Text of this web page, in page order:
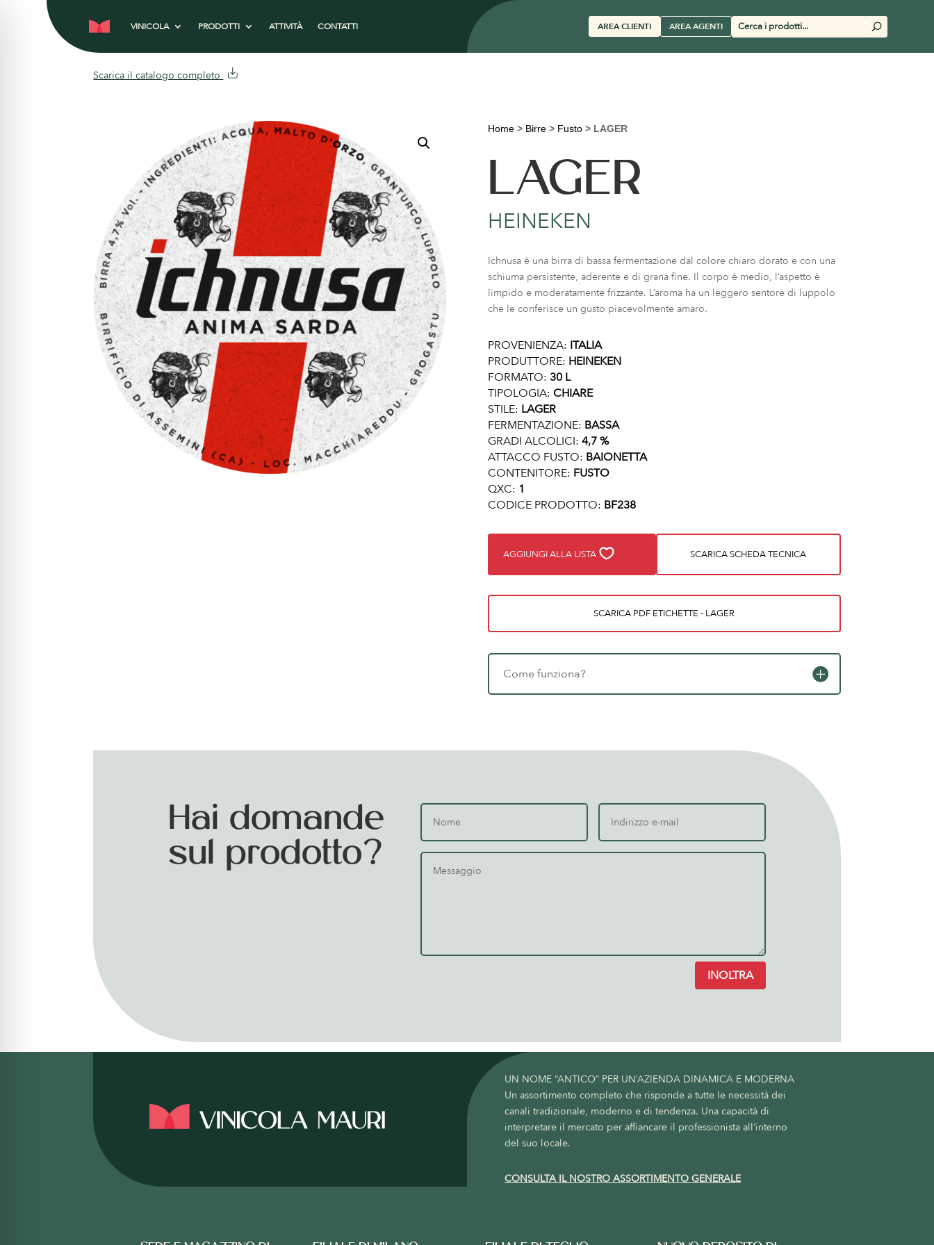
VINICOLA PRODOTTI ATTIVITÀ CONTATTI AREA CLIENTI AREA AGENTI
Cerca
prodotti
U
Scarica il catalogo completo
Home> Birre> Fusto> LAGER
LAGER
HEINEKEN
Ichnusa è una birra di bassa fermentazione dal colore chiaro dorato e con una
schiuma persistente, aderente e di grana fine. Il corpo è medio, l’aspetto è
limpido e moderatamente frizzante. L’aroma ha un leggero sentore di luppolo
che le conferisce un gusto piacevolmente amaro.
PROVENIENZA: ITALIA
PRODUTTORE: HEINEKEN
FORMATO: 30 L
TIPOLOGIA: CHIARE
STILE: LAGER
FERMENTAZIONE: BASSA
GRADI ALCOLICI: 4,7 %
ATTACCO FUSTO: BAIONETTA
CONTENITORE: FUSTO
QXC: 1
CODICE PRODOTTO: BF238
AGGIUNGI ALLA LISTA SCARICA SCHEDA TECNICA
SCARICA PDF ETICHETTE - LAGER
Come funziona?
Hai domande
sul prodotto?
INOLTRA
UN NOME “ANTICO” PER UN’AZIENDA DINAMICA E MODERNA
Un assortimento completo che risponde a tutte le necessità dei
canali tradizionale, moderno e di tendenza. Una capacità di
interpretare il mercato per affiancare il professionista all’interno
del suo locale.
CONSULTA IL NOSTRO ASSORTIMENTO GENERALE